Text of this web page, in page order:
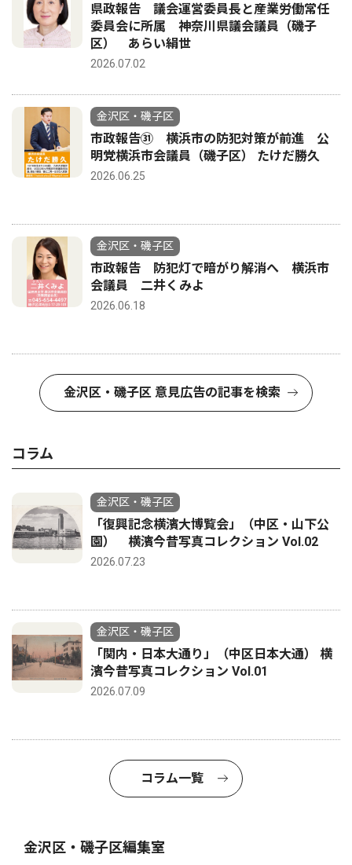
県政報告 議会運営委員長と産業労働常任
委員会に所属 神奈川県議会議員（磯子
区） あらい絹世
2026.07.02
金沢区・磯子区
市政報告㉛ 横浜市の防犯対策が前進 公
明党横浜市会議員（磯子区） たけだ勝久
2026.06.25
金沢区・磯子区
市政報告 防犯灯で暗がり解消へ 横浜市
会議員 二井くみよ
2026.06.18
金沢区・磯子区 意見広告の記事を検索
コラム
金沢区・磯子区
「復興記念横濱大博覧会」（中区・山下公
園） 横濱今昔写真コレクション Vol.02
2026.07.23
金沢区・磯子区
「関内・日本大通り」（中区日本大通） 横
濱今昔写真コレクション Vol.01
2026.07.09
コラム一覧
金沢区・磯子区編集室